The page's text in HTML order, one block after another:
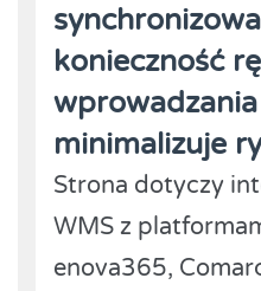
konieczność
minimalizuje
Strona dotyczy
WMS z
enova365,